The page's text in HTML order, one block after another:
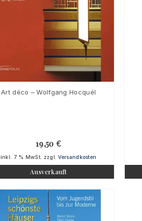
Art déco – Wolfgang Hocquél
19,50 €
inkl. 7 % MwSt. zzgl.Versandkosten
Ausverkauft